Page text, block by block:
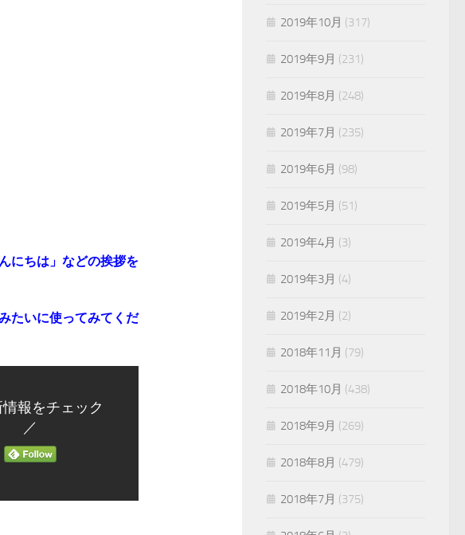
０
。）
にちは」などの挨拶を
たいに使ってみてくだ
情報をチェック
／
2019年10月 (317)
2019年9月 (231)
2019年8月 (248)
2019年7月 (235)
2019年6月 (98)
2019年5月 (51)
2019年4月 (3)
2019年3月 (4)
2019年2月 (2)
2018年11月 (79)
2018年10月 (438)
2018年9月 (269)
2018年8月 (479)
2018年7月 (375)